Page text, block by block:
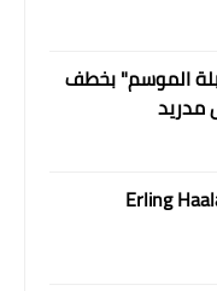
الموسم" بخطف
مدريد